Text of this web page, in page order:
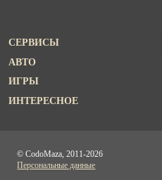
СЕРВИСЫ
АВТО
ИГРЫ
ИНТЕРЕСНОЕ
© CodoMaza, 2011-2026
Персональные данные